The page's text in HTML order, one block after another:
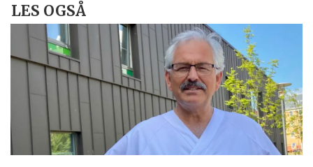
LES OGSÅ